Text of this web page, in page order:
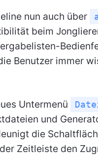
nun auch über
beim
Benutzer immer
Untermenü
und
die
Zeitleiste den